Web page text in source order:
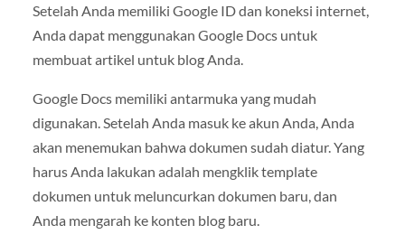
Setelah Anda memiliki Google ID dan koneksi internet,
Anda dapat menggunakan Google Docs untuk
membuat artikel untuk blog Anda.
Google Docs memiliki antarmuka yang mudah
digunakan. Setelah Anda masuk ke akun Anda, Anda
akan menemukan bahwa dokumen sudah diatur. Yang
harus Anda lakukan adalah mengklik template
dokumen untuk meluncurkan dokumen baru, dan
Anda mengarah ke konten blog baru.